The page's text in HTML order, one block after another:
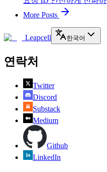
More Posts
Leapcell 한국어
연락처
Twitter
Discord
Substack
Medium
Github
LinkedIn